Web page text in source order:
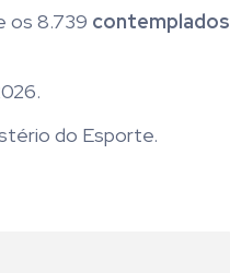
os 8.739 contemplados
do Esporte.